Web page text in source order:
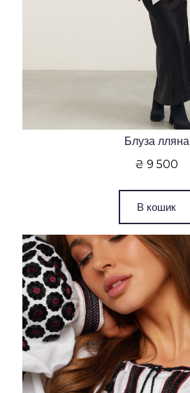
Блуза лляна
₴ 9 500
В кошик